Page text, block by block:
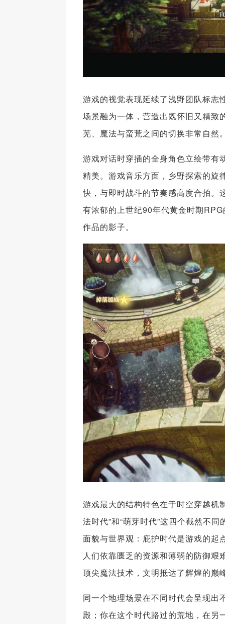
游戏的视觉表现延续了浅野团队标
场景融为一体，营造出既怀旧又精致
芜、魔法与蛮荒之间的切换非常自然
游戏对话时穿插的全身角色立绘带有
精美。游戏音乐方面，乡野探索的旋
快，与即时战斗的节奏感高度合拍。
有浓郁的上世纪90年代黄金时期
作品的影子。
游戏最大的结构特色在于时空穿越机
法时代”和“萌芽时代”这四个截然不
面貌与世界观：庇护时代是游戏的起
人们依靠匮乏的资源和薄弱的防御
顶尖魔法技术，文明抵达了辉煌的巅
同一个地理场景在不同时代会呈现
殿；你在这个时代路过的荒地，在另